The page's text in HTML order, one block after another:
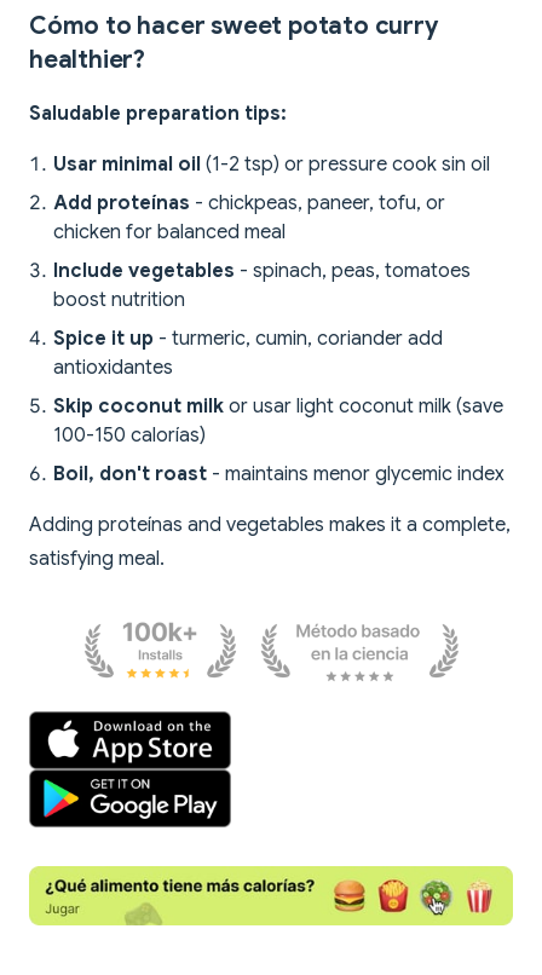
Cómo to hacer sweet potato curry
healthier?
Saludable preparation tips:
Usar minimal oil (1-2 tsp) or pressure cook sin oil
Add proteínas - chickpeas, paneer, tofu, or
chicken for balanced meal
Include vegetables - spinach, peas, tomatoes
boost nutrition
Spice it up - turmeric, cumin, coriander add
antioxidantes
Skip coconut milk or usar light coconut milk (save
100-150 calorías)
Boil, don't roast - maintains menor glycemic index
Adding proteínas and vegetables makes it a complete,
satisfying meal.